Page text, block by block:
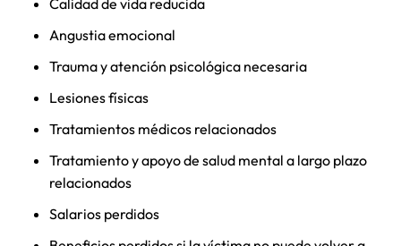
Calidad de vida reducida
Angustia emocional
Trauma y atención psicológica necesaria
Lesiones físicas
Tratamientos médicos relacionados
Tratamiento y apoyo de salud mental a largo plazo
relacionados
Salarios perdidos